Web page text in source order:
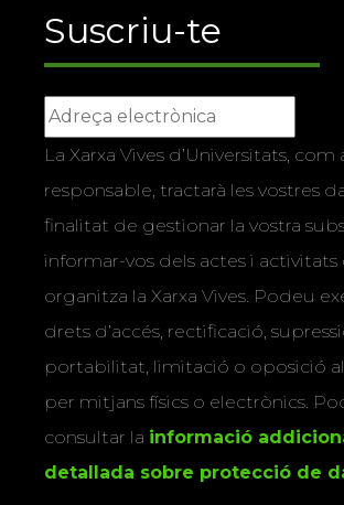
Suscriu-te
La Xarxa Vives d’Universitats, com
responsable, tractarà les vostres
finalitat de gestionar la vostra
informar-vos dels actes i activitats
organitza la Xarxa Vives. Podeu
drets d’accés, rectificació,
portabilitat, limitació o oposició
per mitjans físics o electrònics.
consultar la informació
detallada sobre protecció de